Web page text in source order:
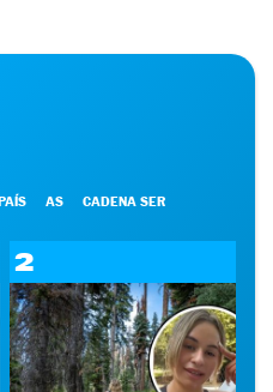
AS CADENA SER
2